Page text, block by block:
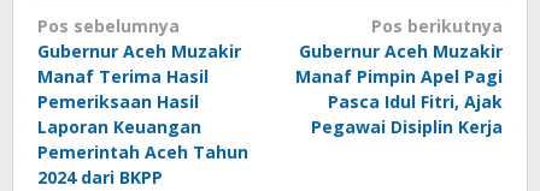
Navigasi
pos
Pos sebelumnya
Gubernur Aceh Muzakir
Manaf Terima Hasil
Pemeriksaan Hasil
Laporan Keuangan
Pemerintah Aceh Tahun
2024 dari BKPP
Pos berikutnya
Gubernur Aceh Muzakir
Manaf Pimpin Apel Pagi
Pasca Idul Fitri, Ajak
Pegawai Disiplin Kerja